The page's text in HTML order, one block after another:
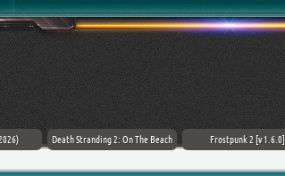
Death Stranding 2: On The Beach Frostpunk 2 [v 1.6.0]